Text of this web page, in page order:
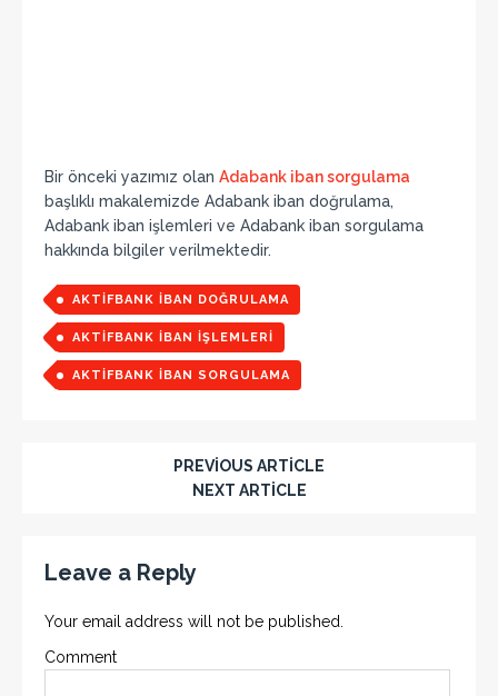
Bir önceki yazımız olan Adabank iban sorgulama
başlıklı makalemizde Adabank iban doğrulama,
Adabank iban işlemleri ve Adabank iban sorgulama
hakkında bilgiler verilmektedir.
AKTIFBANK IBAN DOĞRULAMA
AKTIFBANK IBAN IŞLEMLERI
AKTIFBANK IBAN SORGULAMA
PREVIOUS ARTICLE
NEXT ARTICLE
Leave a Reply
Your email address will not be published.
Comment